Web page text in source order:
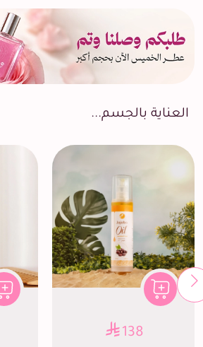
العناية بالجسم...
138